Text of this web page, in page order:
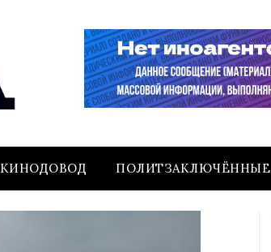
КИНОДОВОД ПОЛИТЗАКЛЮЧЁННЫЕ